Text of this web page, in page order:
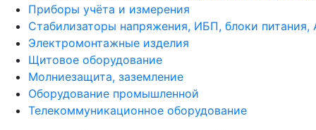
Приборы учёта и измерения
Стабилизаторы напряжения, ИБП, блоки питания,
Электромонтажные изделия
Щитовое оборудование
Молниезащита, заземление
Оборудование промышленной
Телекоммуникационное оборудование